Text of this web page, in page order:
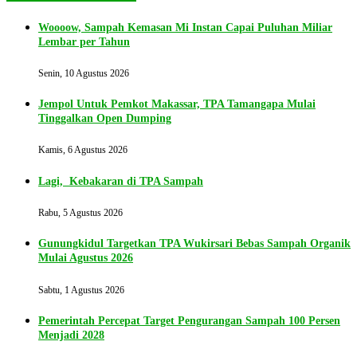
Woooow, Sampah Kemasan Mi Instan Capai Puluhan Miliar
Lembar per Tahun
Senin, 10 Agustus 2026
Jempol Untuk Pemkot Makassar, TPA Tamangapa Mulai
Tinggalkan Open Dumping
Kamis, 6 Agustus 2026
Lagi, Kebakaran di TPA Sampah
Rabu, 5 Agustus 2026
Gunungkidul Targetkan TPA Wukirsari Bebas Sampah Organik
Mulai Agustus 2026
Sabtu, 1 Agustus 2026
Pemerintah Percepat Target Pengurangan Sampah 100 Persen
Menjadi 2028